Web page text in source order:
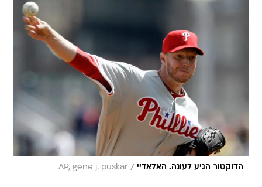
הדוקטור הגיע לעונה. האלאדיי /
AP, gene j. puskar